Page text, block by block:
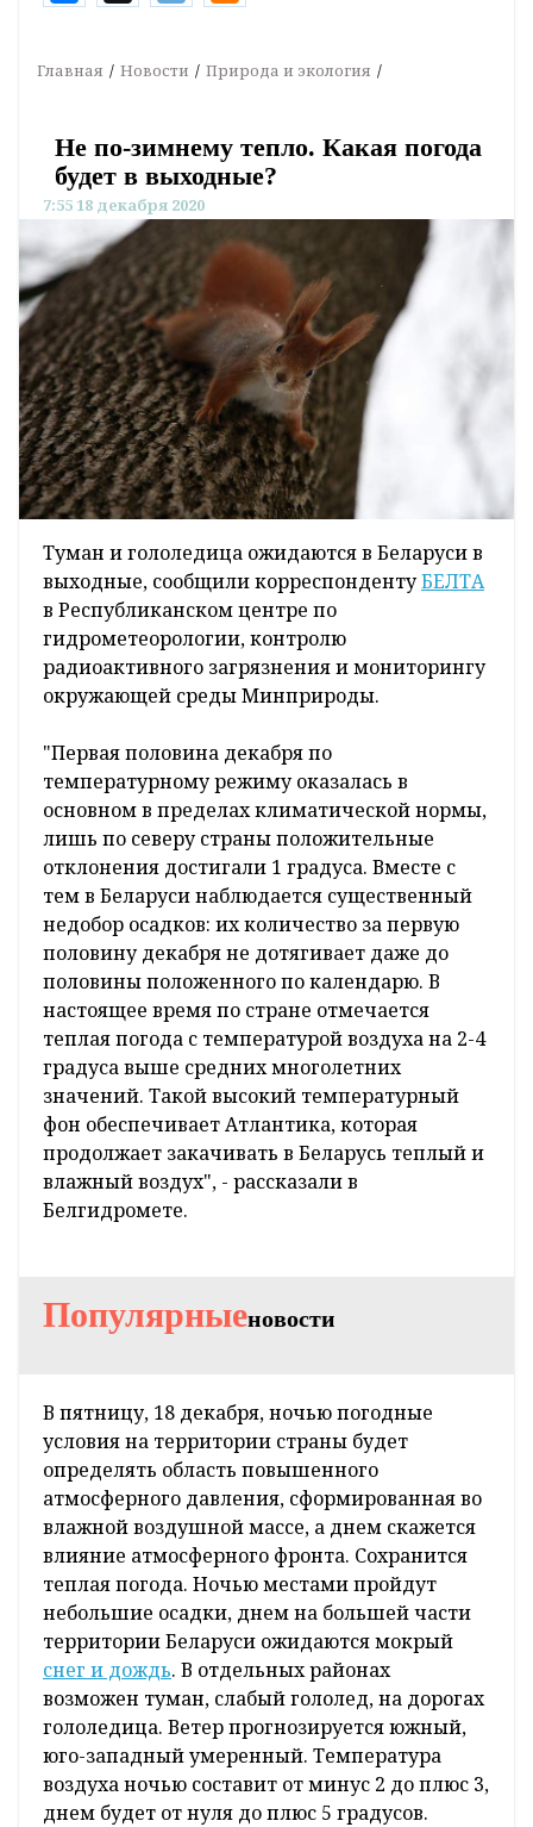
Главная Новости Природа и экология
Не по-зимнему тепло. Какая погода
будет в выходные?
7:55 18 декабря 2020
Туман и гололедица ожидаются в Беларуси в
выходные, сообщили корреспондентуБЕЛТА
в Республиканском центре по
гидрометеорологии, контролю
радиоактивного загрязнения и мониторингу
окружающей среды Минприроды.
"Первая половина декабря по
температурному режиму оказалась в
основном в пределах климатической нормы,
лишь по северу страны положительные
отклонения достигали 1 градуса. Вместе с
тем в Беларуси наблюдается существенный
недобор осадков: их количество за первую
половину декабря не дотягивает даже до
половины положенного по календарю. В
настоящее время по стране отмечается
теплая погода с температурой воздуха на 2-4
градуса выше средних многолетних
значений. Такой высокий температурный
фон обеспечивает Атлантика, которая
продолжает закачивать в Беларусь теплый и
влажный воздух", - рассказали в
Белгидромете.
Популярныеновости
В пятницу, 18 декабря, ночью погодные
условия на территории страны будет
определять область повышенного
атмосферного давления, сформированная во
влажной воздушной массе, а днем скажется
влияние атмосферного фронта. Сохранится
теплая погода. Ночью местами пройдут
небольшие осадки, днем на большей части
территории Беларуси ожидаются мокрый
снег и дождь. В отдельных районах
возможен туман, слабый гололед, на дорогах
гололедица. Ветер прогнозируется южный,
юго-западный умеренный. Температура
воздуха ночью составит от минус 2 до плюс 3,
днем будет от нуля до плюс 5 градусов.